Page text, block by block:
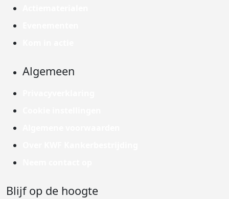
Algemeen
Blijf op de hoogte